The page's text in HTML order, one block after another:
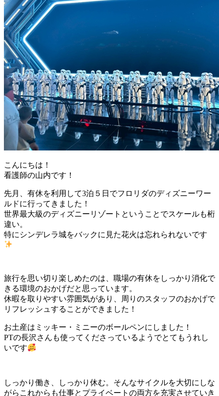
こんにちは！
看護師の山内です！
先月、有休を利用して3泊５日でフロリダのディズニーワー
ルドに行ってきました！
世界最大級のディズニーリゾートということでスケールも桁
違い。
特にシンデレラ城をバックに見た花火は忘れられないです
旅行を思い切り楽しめたのは、職場の有休をしっかり消化で
きる環境のおかげだと思っています。
休暇を取りやすい雰囲気があり、周りのスタッフのおかげで
リフレッシュすることができました！
お土産はミッキー・ミニーのボールペンにしました！
PTの長沢さんも使ってくださっているようでとてもうれし
いです
しっかり働き、しっかり休む。そんなサイクルを大切にしな
がらこれからも仕事とプライベートの両方を充実させていき